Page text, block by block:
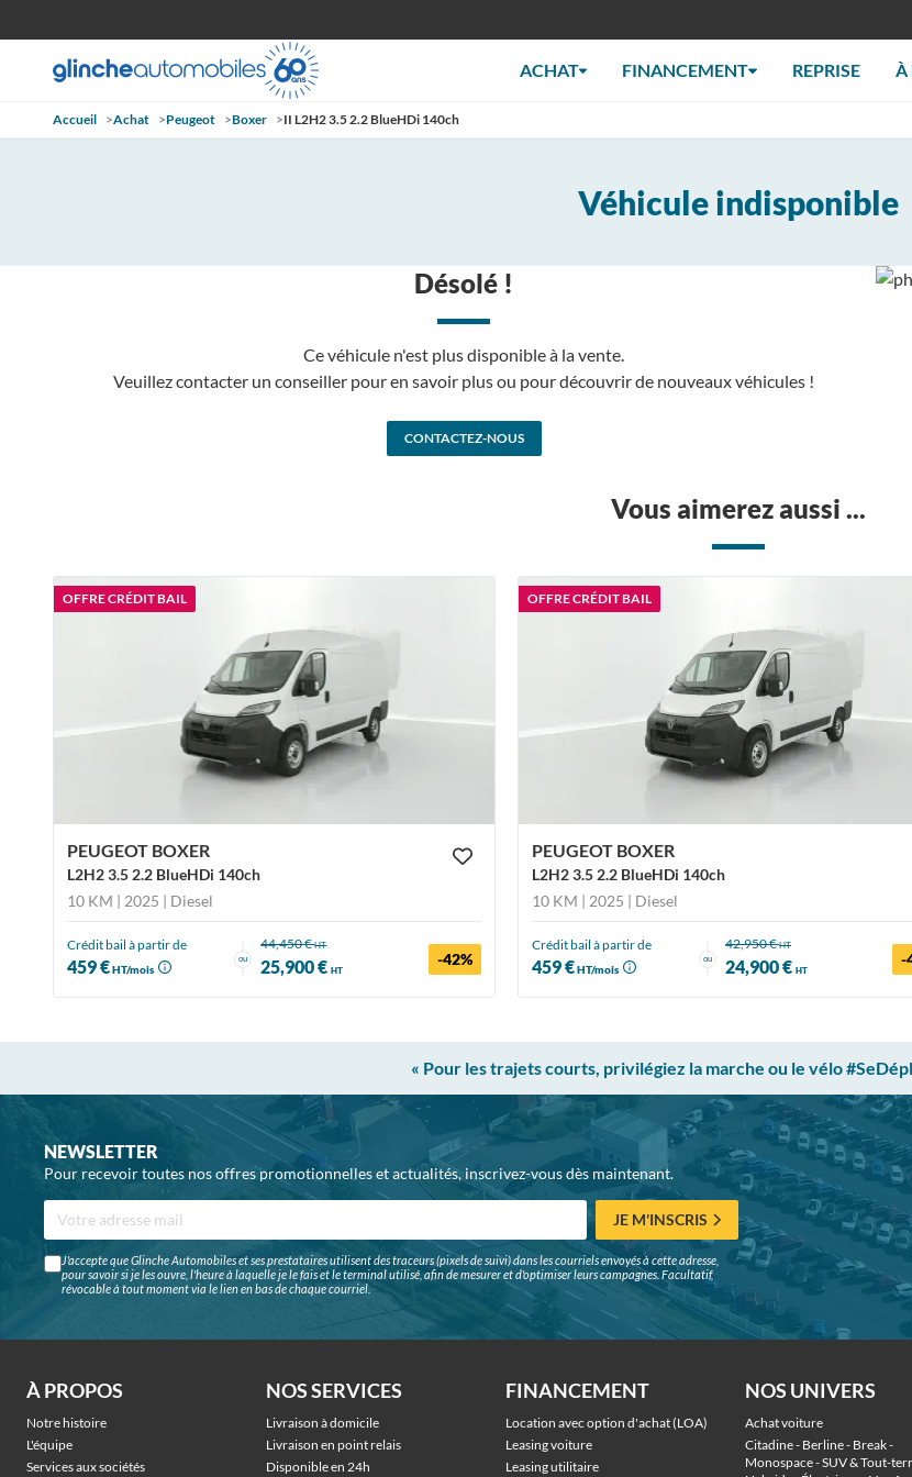
ACHAT FINANCEMENT REPRISE À
Accueil >Achat >Peugeot >Boxer >II L2H2 3.5 2.2 BlueHDi 140ch
Véhicule indisponible
Désolé !
Ce véhicule n'est plus disponible à la vente.
Veuillez contacter un conseiller pour en savoir plus ou pour découvrir de nouveaux véhicules !
CONTACTEZ-NOUS
Vous aimerez aussi ...
OFFRE CRÉDIT BAIL
PEUGEOT BOXER
L2H2 3.5 2.2 BlueHDi 140ch
10 KM | 2025 | Diesel
Crédit bail à partir de
459 €HT/mois
ou
44,450 €HT
25,900 €HT
-42%
OFFRE CRÉDIT BAIL
PEUGEOT BOXER
L2H2 3.5 2.2 BlueHDi 140ch
10 KM | 2025 | Diesel
Crédit bail à partir de
459 €HT/mois
ou
42,950 €HT
24,900 € HT
-
« Pour les trajets courts, privilégiez la marche ou le vélo
NEWSLETTER
Pour recevoir toutes nos offres promotionnelles et actualités, inscrivez-vous dès maintenant.
JE M'INSCRIS
J'accepte que Glinche Automobiles et ses prestataires utilisent des traceurs (pixels de suivi) dans les courriels envoyés à cette adresse,
pour savoir si je les ouvre, l'heure à laquelle je le fais et le terminal utilisé, afin de mesurer et d'optimiser leurs campagnes. Facultatif,
révocable à tout moment via le lien en bas de chaque courriel.
À PROPOS
Notre histoire
L'équipe
Services aux sociétés
NOS SERVICES
Livraison à domicile
Livraison en point relais
Disponible en 24h
FINANCEMENT
Location avec option d'achat (LOA)
Leasing voiture
Leasing utilitaire
NOS UNIVERS
Achat voiture
Citadine - Berline - Break -
Monospace - SUV & Tout-